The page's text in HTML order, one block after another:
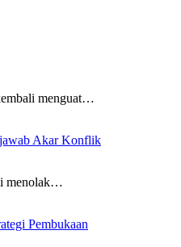
menguat…
Akar Konflik
menolak…
Pembukaan